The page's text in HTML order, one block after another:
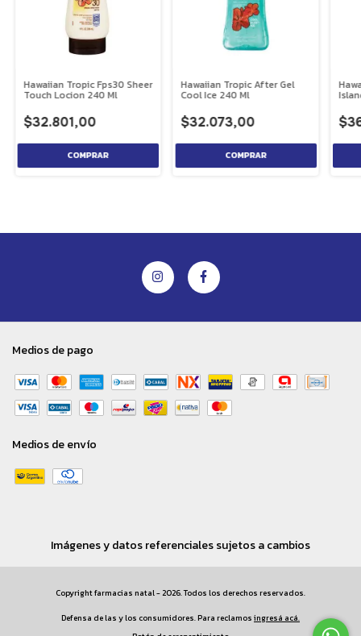
Hawaiian Tropic Fps30 Sheer
Touch Locion 240 Ml
$32.801,00
Hawaiian Tropic After Gel
Cool Ice 240 Ml
$32.073,00
Medios de pago
Medios de envío
Imágenes y datos referenciales sujetos a cambios
Copyright farmacias natal - 2026. Todos los derechos reservados.
Defensa de las y los consumidores. Para reclamos ingresá acá.